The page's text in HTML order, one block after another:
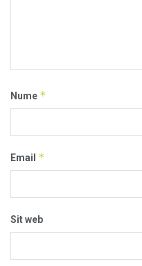
Nume *
Email *
Sit web